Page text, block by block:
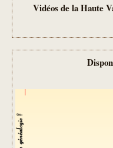
Vidéos de la Haute